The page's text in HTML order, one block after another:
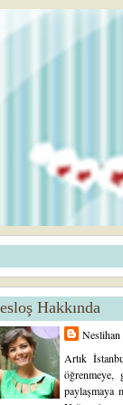
Hakkında
Neslihan
Artık
öğrenmeye,
paylaşmaya